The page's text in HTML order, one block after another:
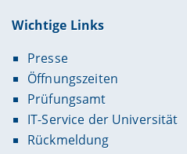
Wichtige Links
Presse
Öffnungszeiten
Prüfungsamt
IT-Service der Universität
Rückmeldung